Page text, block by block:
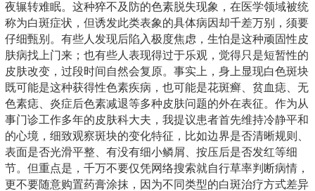
夜辗转难眠。这种猝不及防的色素脱失现象，在医学领域被统
称为白斑症状，但诱发此类表象的具体病因却千差万别，须要
仔细甄别。有些人发现后陷入极度焦虑，生怕是这种顽固性皮
肤病找上门来；也有些人表现得过于乐观，觉得只是短暂性的
皮肤改变，过段时间自然会复原。事实上，身上显现白色斑块
既可能是这种获得性色素疾病，也可能是花斑癣、贫血痣、无
色素痣、炎症后色素减退等多种皮肤问题的外在表征。作为从
事门诊工作多年的皮肤科大夫，我提议患者首先维持冷静平和
的心境，细致观察斑块的变化特征，比如边界是否清晰规则、
表面是否光滑平整、有没有细小鳞屑、按压后是否发红等细
节。但重点是，千万不要仅凭网络搜索就自行草率判断病情，
更不要随意购置药膏涂抹，因为不同类型的白斑治疗方式差异